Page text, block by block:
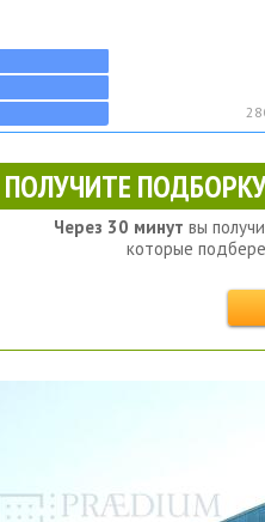
ПОЛУЧИТЕ
Через 30 минут вы
которые